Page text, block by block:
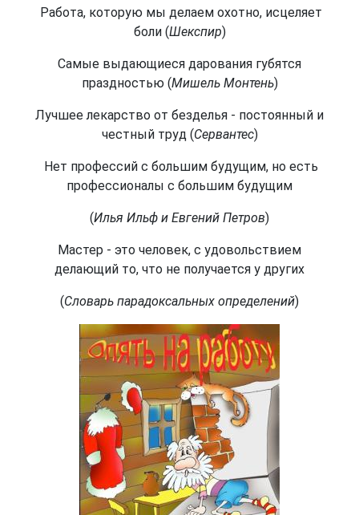
Работа, которую мы делаем охотно, исцеляет
боли (Шекспир)
Самые выдающиеся дарования губятся
праздностью (Мишель Монтень)
Лучшее лекарство от безделья - постоянный и
честный труд (Сервантес)
Нет профессий с большим будущим, но есть
профессионалы с большим будущим
(Илья Ильф и Евгений Петров)
Мастер - это человек, с удовольствием
делающий то, что не получается у других
(Словарь парадоксальных определений)